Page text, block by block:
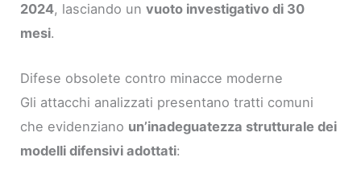
2024, lasciando unvuoto investigativo di 30
mesi.
Difese obsolete contro minacce moderne
Gli attacchi analizzati presentano tratti comuni
che evidenziano un’inadeguatezza strutturale dei
modelli difensivi adottati: